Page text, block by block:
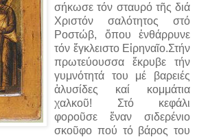
σήκωσε τόν σταυρό τῆς διά
Χριστόν σαλότητος στό
Ροστώβ, ὅπου ἐνθάρρυνε
τόν ἔγκλειστο Εἰρηναῖο.Στήν
πρωτεύουσσα ἔκρυβε τήν
γυμνότητά του μέ βαρειές
ἁλυσίδες καί κομμάτια
χαλκοῦ! Στό κεφάλι
φοροῦσε ἕναν σιδερένιο
σκοῦφο πού τό βάρος του